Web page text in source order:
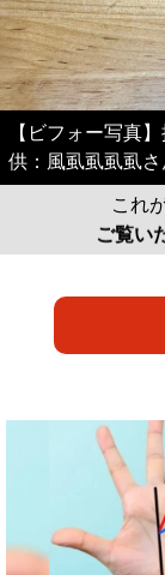
【ビフォー写真
供：風虱虱虱虱さ
これ
ご覧い